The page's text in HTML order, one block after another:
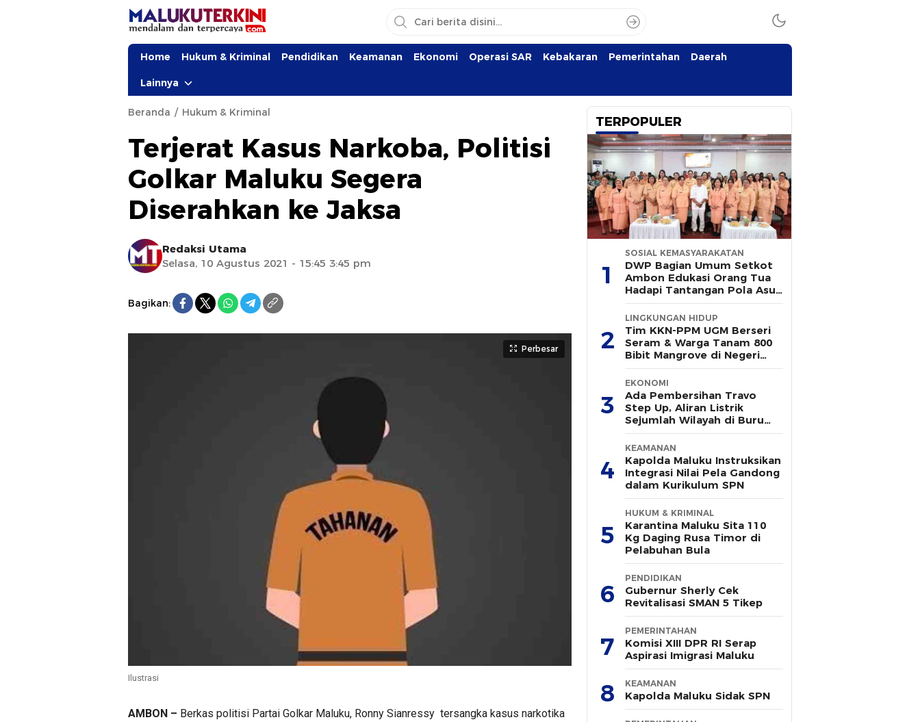
Home Hukum & Kriminal Pendidikan Keamanan Ekonomi Operasi SAR Kebakaran Pemerintahan Daerah
Lainnya
Beranda Hukum & Kriminal
Terjerat Kasus Narkoba, Politisi
Golkar Maluku Segera
Diserahkan ke Jaksa
Redaksi Utama
Selasa, 10 Agustus 2021 - 15:45 3:45 pm
Bagikan:
Perbesar
Ilustrasi
AMBON – Berkas politisi Partai Golkar Maluku, Ronny Sianressy tersangka kasus narkotika
TERPOPULER
1
SOSIAL KEMASYARAKATAN
DWP Bagian Umum Setkot
Ambon Edukasi Orang Tua
Hadapi Tantangan Pola Asuh
Modern
2
LINGKUNGAN HIDUP
Tim KKN-PPM UGM Berseri
Seram & Warga Tanam 800
Bibit Mangrove di Negeri
Wailulu
3
EKONOMI
Ada Pembersihan Travo
Step Up, Aliran Listrik
Sejumlah Wilayah di Buru
Padam Sementara
4
KEAMANAN
Kapolda Maluku Instruksikan
Integrasi Nilai Pela Gandong
dalam Kurikulum SPN
5
HUKUM & KRIMINAL
Karantina Maluku Sita 110
Kg Daging Rusa Timor di
Pelabuhan Bula
6
PENDIDIKAN
Gubernur Sherly Cek
Revitalisasi SMAN 5 Tikep
7
PEMERINTAHAN
Komisi XIII DPR RI Serap
Aspirasi Imigrasi Maluku
8 KEAMANAN
Kapolda Maluku Sidak SPN